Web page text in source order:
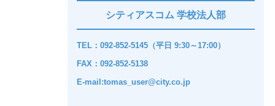
シティアスコム 学校法人部
TEL：092-852-5145（平日 9:30～17:00）
FAX：092-852-5138
E-mail:tomas_user@city.co.jp